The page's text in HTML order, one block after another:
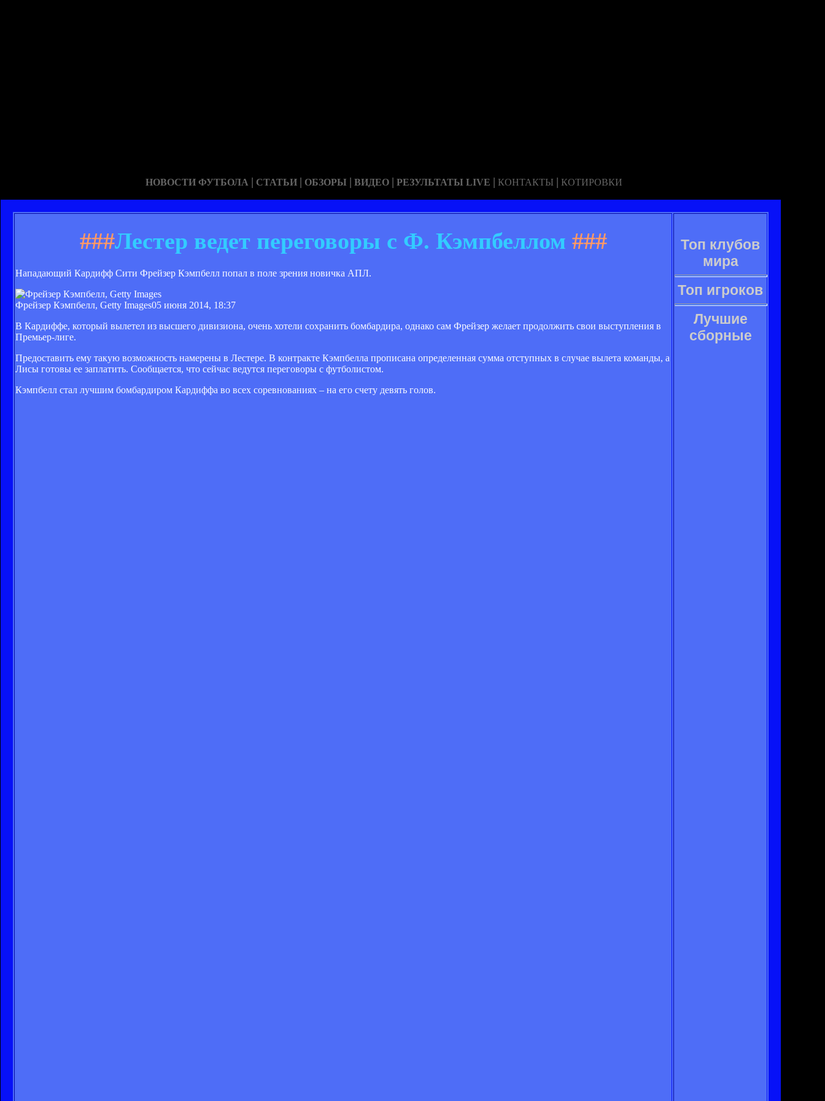
НОВОСТИ ФУТБОЛА | СТАТЬИ | ОБЗОРЫ | ВИДЕО | РЕЗУЛЬТАТЫ LIVE | КОНТАКТЫ | КОТИРОВКИ
###Лестер ведет переговоры с Ф. Кэмпбеллом ###
Нападающий Кардифф Сити Фрейзер Кэмпбелл попал в поле зрения новичка АПЛ.
Фрейзер Кэмпбелл, Getty Images05 июня 2014, 18:37
В Кардиффе, который вылетел из высшего дивизиона, очень хотели сохранить бомбардира, однако сам Фрейзер желает продолжить свои выступления в
Премьер-лиге.
Предоставить ему такую возможность намерены в Лестере. В контракте Кэмпбелла прописана определенная сумма отступных в случае вылета команды, а
Лисы готовы ее заплатить. Сообщается, что сейчас ведутся переговоры с футболистом.
Кэмпбелл стал лучшим бомбардиром Кардиффа во всех соревнованиях – на его счету девять голов.
Топ клубов
мира
Топ игроков
Лучшие
сборные